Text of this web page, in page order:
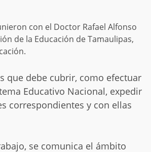
con el Doctor Rafael Alfonso
de la Educación de Tamaulipas,
que debe cubrir, como efectuar
Educativo Nacional, expedir
correspondientes y con ellas
se comunica el ámbito